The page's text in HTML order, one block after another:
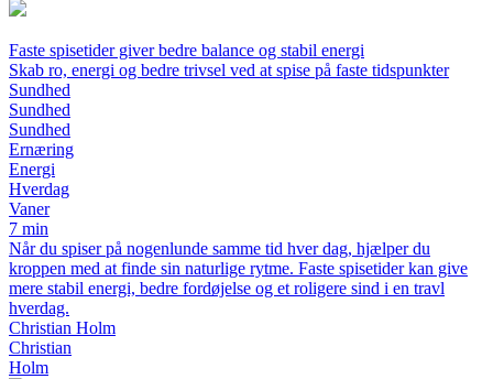
Faste spisetider giver bedre balance og stabil energi
Skab ro, energi og bedre trivsel ved at spise på faste tidspunkter
Sundhed
Sundhed
Sundhed
Ernæring
Energi
Hverdag
Vaner
7 min
Når du spiser på nogenlunde samme tid hver dag, hjælper du
kroppen med at finde sin naturlige rytme. Faste spisetider kan give
mere stabil energi, bedre fordøjelse og et roligere sind i en travl
hverdag.
Christian Holm
Christian
Holm